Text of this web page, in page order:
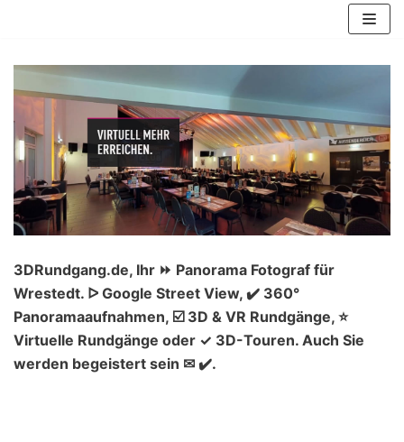
Inhalt
springen
3DRundgang.de, Ihr ⏩ Panorama Fotograf für
Wrestedt. ᐅ Google Street View, ✔️ 360°
Panoramaaufnahmen, ☑️ 3D & VR Rundgänge, ⭐
Virtuelle Rundgänge oder ✓ 3D-Touren. Auch Sie
werden begeistert sein ✉ ✔️.